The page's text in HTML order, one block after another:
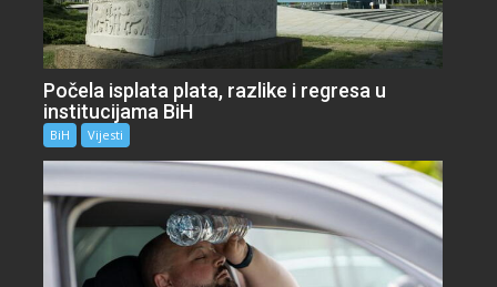
Počela isplata plata, razlike i regresa u
institucijama BiH
BiH Vijesti